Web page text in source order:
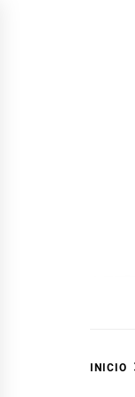
INICIO